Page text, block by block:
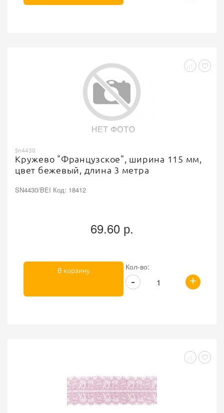
Sn4430
Кружево "Французское", ширина 115 мм,
цвет бежевый, длина 3 метра
SN4430/BEI Код: 18412
69.60 р.
Кол-во:
+
-
В корзину